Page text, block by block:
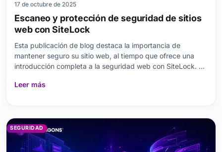
17 de octubre de 2025
Escaneo y protección de seguridad de sitios
web con SiteLock
Esta publicación de blog destaca la importancia de
mantener seguro su sitio web, al tiempo que ofrece una
introducción completa a la seguridad web con SiteLock. El
web es crítico y detalla las características clave que ofrece
Leer más
SEGURIDAD